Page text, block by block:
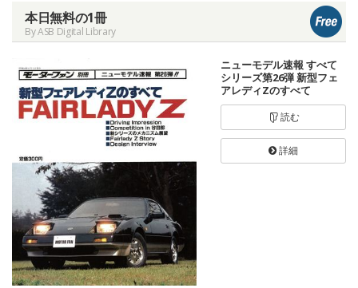
本日無料の1冊
By ASB Digital Library
ニューモデル速報 すべて
シリーズ第26弾 新型フェ
アレディZのすべて
読む
詳細